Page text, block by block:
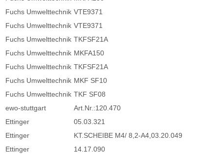
Fuchs Umwelttechnik VTE9371
Fuchs Umwelttechnik VTE9371
Fuchs Umwelttechnik TKFSF21A
Fuchs Umwelttechnik MKFA150
Fuchs Umwelttechnik TKFSF21A
Fuchs Umwelttechnik MKF SF10
Fuchs Umwelttechnik TKF SF08
ewo-stuttgart
Art.Nr.:120.470
Ettinger
05.03.321
Ettinger
KT.SCHEIBE M4/ 8,2-A4,03.20.049
Ettinger
14.17.090